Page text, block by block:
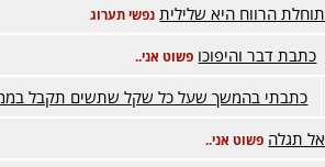
תוחלת הרווח היא שלילית נפשי תערוג
כתבת דבר והיפוכו פשוט אני..
כתבתי בהמשך שעל כל שקל שתשים תקבל
אל תגלה פשוט אני..